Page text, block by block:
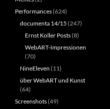
Performances(624)
documenta 14/15 (247)
Ernst Koller Posts(8)
WebART-Impressionen
(70)
NineEleven (11)
über WebART und Kunst
(64)
Screenshots(49)